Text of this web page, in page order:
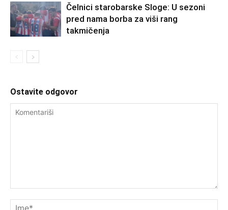
Čelnici starobarske Sloge: U sezoni
pred nama borba za viši rang
takmičenja
Ostavite odgovor